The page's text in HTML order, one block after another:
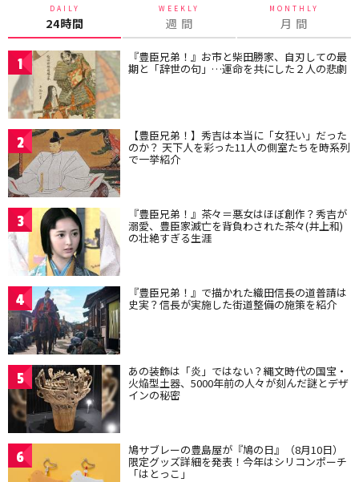
DAILY
24時間
WEEKLY
週 間
MONTHLY
月 間
1 『豊臣兄弟！』お市と柴田勝家、自刃しての最
期と「辞世の句」…運命を共にした２人の悲劇
2 【豊臣兄弟！】秀吉は本当に「女狂い」だった
のか？ 天下人を彩った11人の側室たちを時系列
で一挙紹介
3 『豊臣兄弟！』茶々＝悪女はほぼ創作？秀吉が
溺愛、豊臣家滅亡を背負わされた茶々(井上和)
の壮絶すぎる生涯
4 『豊臣兄弟！』で描かれた織田信長の道普請は
史実？信長が実施した街道整備の施策を紹介
5 あの装飾は「炎」ではない？縄文時代の国宝・
火焔型土器、5000年前の人々が刻んだ謎とデザ
インの秘密
6 鳩サブレーの豊島屋が『鳩の日』（8月10日）
限定グッズ詳細を発表！今年はシリコンポーチ
「はとっこ」